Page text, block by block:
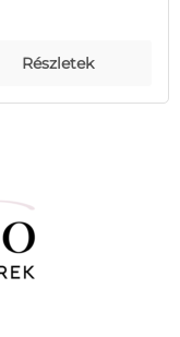
Részletek